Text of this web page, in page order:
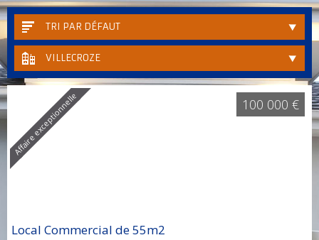
TRI PAR DÉFAUT
VILLECROZE
Affaire exceptionnelle
Local Commercial de 55m2
100 000 €